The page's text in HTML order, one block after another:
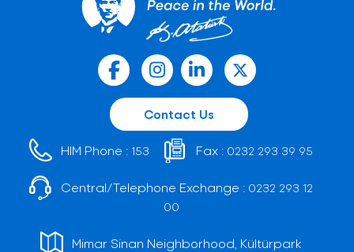
Contact Us
HIM Phone : 153 Fax : 0232 293 39 95
Central/Telephone Exchange : 0232 293 12
00
Mimar Sinan Neighborhood, Kültürpark